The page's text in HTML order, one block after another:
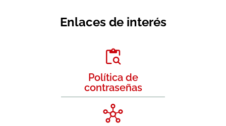
Enlaces de interés
Política de
contraseñas